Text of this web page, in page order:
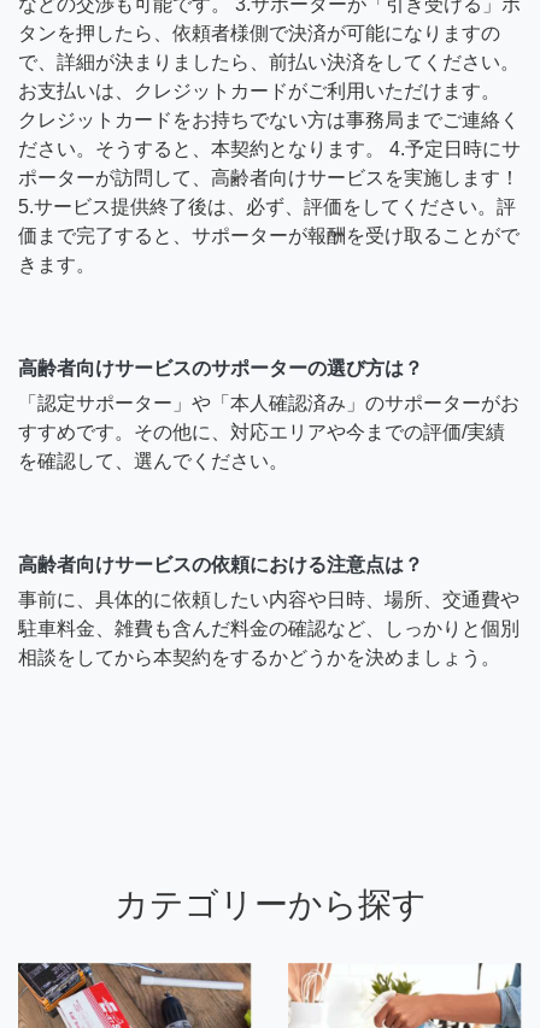
タンを押したら、依頼者様側で決済が可能になりますの
で、詳細が決まりましたら、前払い決済をしてください。
お支払いは、クレジットカードがご利用いただけます。
クレジットカードをお持ちでない方は事務局までご連絡く
ださい。そうすると、本契約となります。 4.予定日時にサ
ポーターが訪問して、高齢者向けサービスを実施します！
5.サービス提供終了後は、必ず、評価をしてください。評
価まで完了すると、サポーターが報酬を受け取ることがで
きます。
高齢者向けサービスのサポーターの選び方は？
「認定サポーター」や「本人確認済み」のサポーターがお
すすめです。その他に、対応エリアや今までの評価/実績
を確認して、選んでください。
高齢者向けサービスの依頼における注意点は？
事前に、具体的に依頼したい内容や日時、場所、交通費や
駐車料金、雑費も含んだ料金の確認など、しっかりと個別
相談をしてから本契約をするかどうかを決めましょう。
カテゴリーから探す